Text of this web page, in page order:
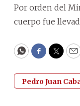
Por orden del
cuerpo fue
WhatsApp
Facebook
Pedro Juan